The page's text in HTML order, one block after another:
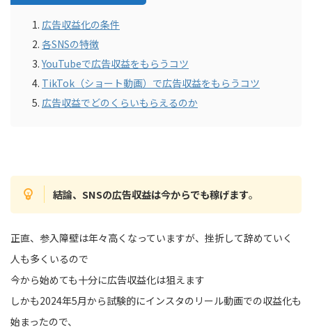
広告収益化の条件
各SNSの特徴
YouTubeで広告収益をもらうコツ
TikTok（ショート動画）で広告収益をもらうコツ
広告収益でどのくらいもらえるのか
結論、SNSの広告収益は今からでも稼げます。
正直、参入障壁は年々高くなっていますが、挫折して辞めていく
人も多くいるので
今から始めても十分に広告収益化は狙えます
しかも2024年5月から試験的にインスタのリール動画での収益化も
始まったので、